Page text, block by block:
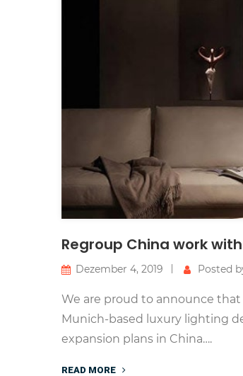
Regroup China work
Dezember 4, 2019 Posted
We are proud to announce
Munich-based luxury lighting
expansion plans in China….
READ MORE